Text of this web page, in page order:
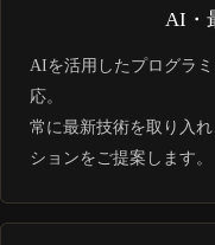
AI・
AIを活用したプログラ
応。
常に最新技術を取り入
ションをご提案します。